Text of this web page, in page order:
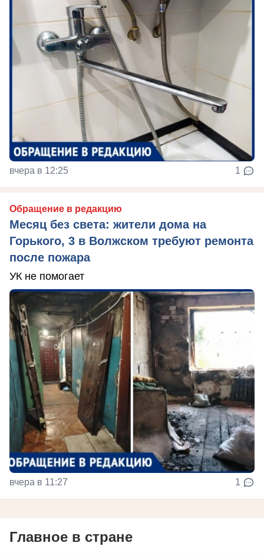
вчера в 12:25 1
Обращение в редакцию
Месяц без света: жители дома на
Горького, 3 в Волжском требуют ремонта
после пожара
УК не помогает
вчера в 11:27 1
Главное в стране